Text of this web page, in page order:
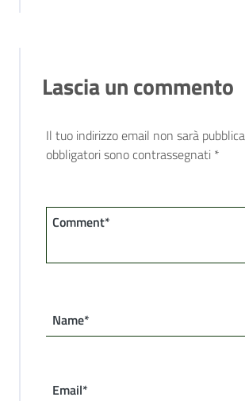
Lascia un commento
Il tuo indirizzo email non sarà
obbligatori sono contrassegnati *
Comment*
Name*
Email*